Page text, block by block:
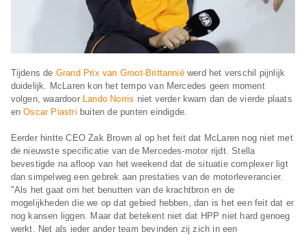
Tijdens de Grand Prix van Groot-Brittanniëwerd het verschil pijnlijk
duidelijk. McLaren kon het tempo van Mercedes geen moment
volgen, waardoor Lando Norris niet verder kwam dan de vierde plaats
enOscar Piastri buiten de punten eindigde.
Eerder hintte CEO Zak Brown al op het feit dat McLaren nog niet met
de nieuwste specificatie van de Mercedes-motor rijdt. Stella
bevestigde na afloop van het weekend dat de situatie complexer ligt
dan simpelweg een gebrek aan prestaties van de motorleverancier.
"Als het gaat om het benutten van de krachtbron en de
mogelijkheden die we op dat gebied hebben, dan is het een feit dat er
nog kansen liggen. Maar dat betekent niet dat HPP niet hard genoeg
werkt. Net als ieder ander team bevinden zij zich in een